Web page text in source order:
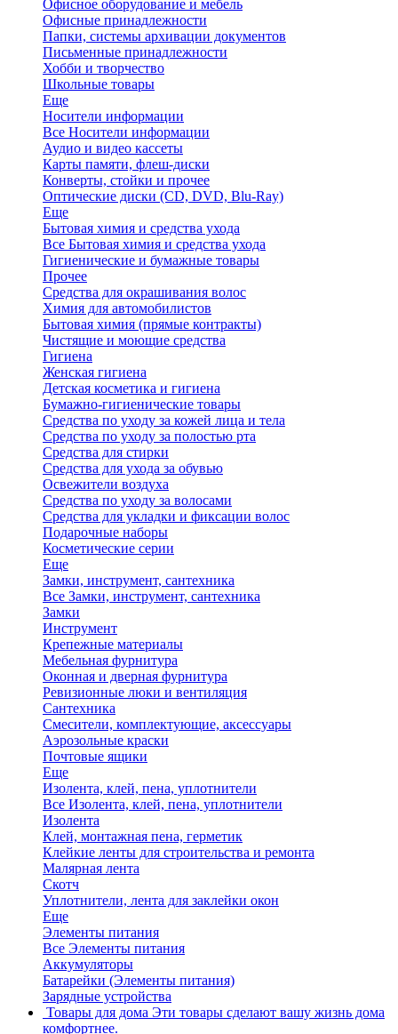
Офисное оборудование и мебель
Офисные принадлежности
Папки, системы архивации документов
Письменные принадлежности
Хобби и творчество
Школьные товары
Еще
Носители информации
Все Носители информации
Аудио и видео кассеты
Карты памяти, флеш-диски
Конверты, стойки и прочее
Оптические диски (CD, DVD, Blu-Ray)
Еще
Бытовая химия и средства ухода
Все Бытовая химия и средства ухода
Гигиенические и бумажные товары
Прочее
Средства для окрашивания волос
Химия для автомобилистов
Бытовая химия (прямые контракты)
Чистящие и моющие средства
Гигиена
Женская гигиена
Детская косметика и гигиена
Бумажно-гигиенические товары
Средства по уходу за кожей лица и тела
Средства по уходу за полостью рта
Средства для стирки
Средства для ухода за обувью
Освежители воздуха
Средства по уходу за волосами
Средства для укладки и фиксации волос
Подарочные наборы
Косметические серии
Еще
Замки, инструмент, сантехника
Все Замки, инструмент, сантехника
Замки
Инструмент
Крепежные материалы
Мебельная фурнитура
Оконная и дверная фурнитура
Ревизионные люки и вентиляция
Сантехника
Смесители, комплектующие, аксессуары
Аэрозольные краски
Почтовые ящики
Еще
Изолента, клей, пена, уплотнители
Все Изолента, клей, пена, уплотнители
Изолента
Клей, монтажная пена, герметик
Клейкие ленты для строительства и ремонта
Малярная лента
Скотч
Уплотнители, лента для заклейки окон
Еще
Элементы питания
Все Элементы питания
Аккумуляторы
Батарейки (Элементы питания)
Зарядные устройства
Товары для дома Эти товары сделают вашу жизнь дома
комфортнее.